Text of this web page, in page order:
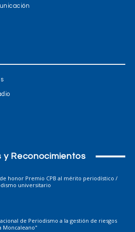
y Reconocimientos
honor Premio CPB al mérito periodístico /
universitario
de Periodismo a la gestión de riesgos
Moncaleano"